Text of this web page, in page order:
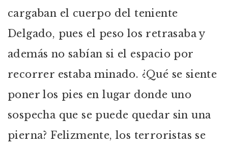
cargaban el cuerpo del teniente
Delgado, pues el peso los retrasaba y
además no sabían si el espacio por
recorrer estaba minado. ¿Qué se siente
poner los pies en lugar donde uno
sospecha que se puede quedar sin una
pierna? Felizmente, los terroristas se